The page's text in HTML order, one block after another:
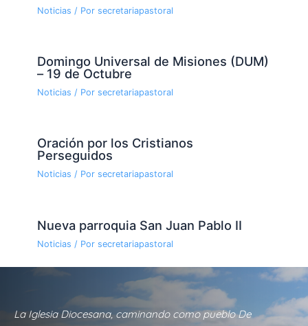
Noticias / Por secretariapastoral
Domingo Universal de Misiones (DUM)
– 19 de Octubre
Noticias / Por secretariapastoral
Oración por los Cristianos
Perseguidos
Noticias / Por secretariapastoral
Nueva parroquia San Juan Pablo II
Noticias / Por secretariapastoral
La Iglesia Diocesana, caminando como pueblo De